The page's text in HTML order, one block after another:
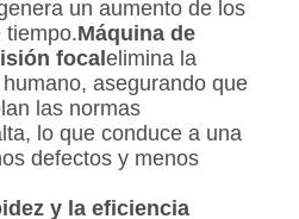
un aumento de los
tiempo.Máquina de
focal elimina la
asegurando que
las normas
lo que conduce a una
defectos y menos
y la eficiencia